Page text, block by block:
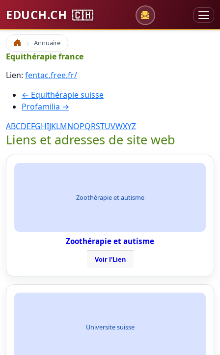
EDUCH.CH 🇨🇭
Accueil Annuaire
Equithérapie france
Lien: fentac.free.fr/
← Equithérapie suisse
Profamilia →
ABCDEFGHIJKLMNOPQRSTUVWXYZ
Liens et adresses de site web
Zoothérapie et autisme
Zoothérapie et autisme
Voir l'Lien
Universite suisse